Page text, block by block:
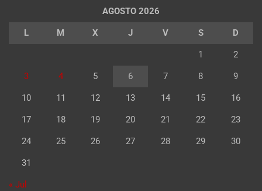
AGOSTO 2026
L M X J V S D
1 2
3 4 5 6 7 8 9
10 11 12 13 14 15 16
17 18 19 20 21 22 23
24 25 26 27 28 29 30
31
« Jul